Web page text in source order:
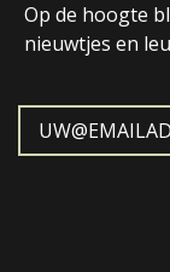
Op de hoogte
nieuwtjes en